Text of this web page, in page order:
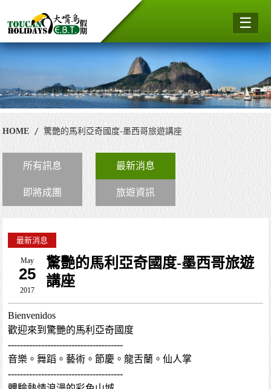
☰
HOME 驚艷的馬利亞奇國度-墨西哥旅遊講座
所有訊息 最新消息
即將成團 旅遊資訊
最新消息
May
25
2017
驚艷的馬利亞奇國度-墨西哥旅遊
講座
Bienvenidos
歡迎來到驚艷的馬利亞奇國度
--------------------------------------
音樂。舞蹈。藝術。節慶。龍舌蘭。仙人掌
--------------------------------------